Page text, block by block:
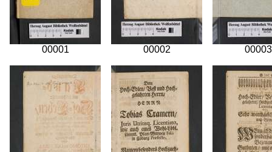
00001 00002 00003